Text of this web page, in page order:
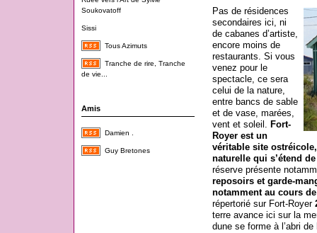
Soukovatoff
Sissi
Tous Azimuts
Tranche de rire, Tranche
de vie...
Amis
Damien .
Guy Bretones
Pas de résidences
secondaires ici, ni
de cabanes d’artiste,
encore moins de
restaurants. Si vous
venez pour le
spectacle, ce sera
celui de la nature,
entre bancs de sable
et de vase, marées,
vent et soleil. Fort-
Royer est un
véritable site
naturelle qui s’étend
réserve présente
reposoirs et garde-
notamment au cours
répertorié sur Fort-Royer
terre avance ici sur la
dune se forme à l’abri